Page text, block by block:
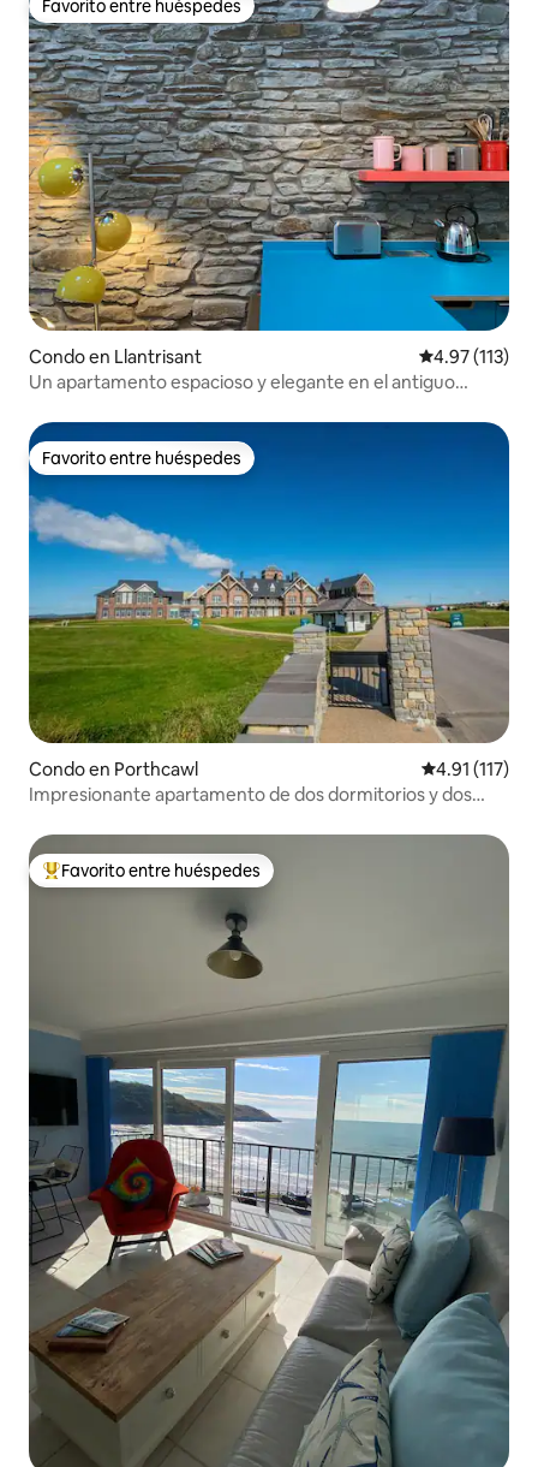
Favorito entre huéspedes
Favorito entre huéspedes
Condo en Llantrisant Calificación
4.97 (113)
Un apartamento espacioso y elegante en el antiguo
Favorito entre huéspedes
Favorito entre huéspedes
Condo en Porthcawl Calificación
4.91 (117)
Impresionante apartamento de dos dormitorios y dos
Favorito entre huéspedes preferido
Favorito entre huéspedes